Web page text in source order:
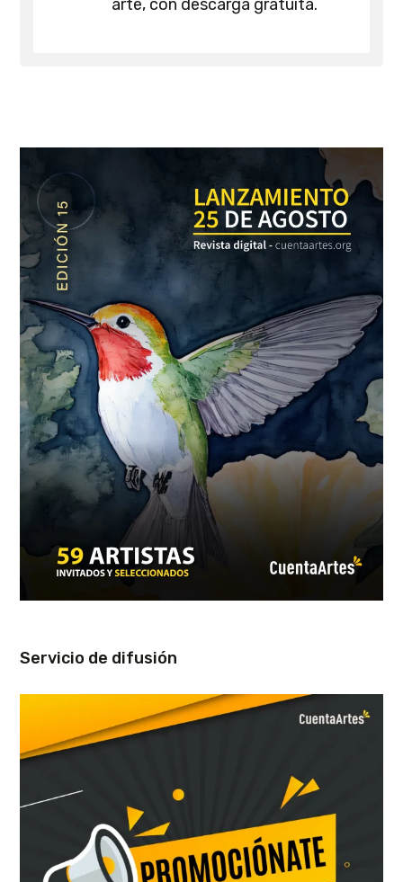
arte, con descarga gratuita.
Servicio de difusión